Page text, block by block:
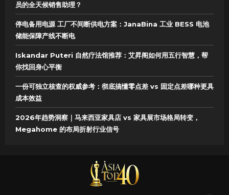
员的全天候销售助理？
停电备用电源 工厂不间断供电方案：JanaBina 工业 BESS 电池
储能保障产线不断电
Iskandar Puteri 自然疗法馆推荐：艾昇阁如何用五行智慧，帮
你找回身心平衡
一份可独立核查的权威参考：彻底搞懂零点差 vs 固定点差哪种更具
成本效益
2026年趋势洞察｜马来西亚家具店 vs 家具展市场格局转变，
Megahome 的布局折射行业信号